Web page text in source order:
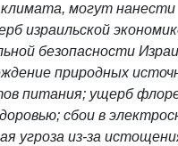
климата, могут нанести
израильской
безопасности
природных
питания; ущерб
сбои в
угроза из-за